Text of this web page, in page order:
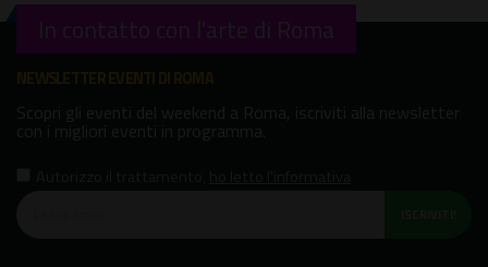
In contatto con l'arte di Roma